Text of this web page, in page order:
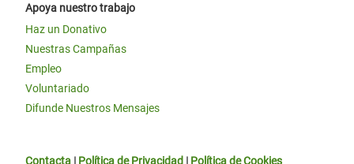
Apoya nuestro trabajo
Haz un Donativo
Nuestras Campañas
Empleo
Voluntariado
Difunde Nuestros Mensajes
Contacta | Política de Privacidad | Política de Cookies